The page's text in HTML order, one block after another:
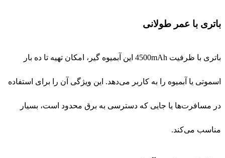
باتری با عمر طولانی
باتری با ظرفیت 4500mAh این آبمیوه گیر، امکان تهیه تا ده بار
اسموتی یا آبمیوه را به کاربر می‌دهد. این ویژگی آن را برای استفاده
در مسافرت‌ها یا جایی که دسترسی به برق محدود است، بسیار
مناسب می‌کند.